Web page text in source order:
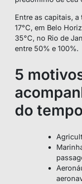
Entre as capitais,
17°C, em Belo
35°C, no Rio de
entre 50% e 100%.
5
do tempo